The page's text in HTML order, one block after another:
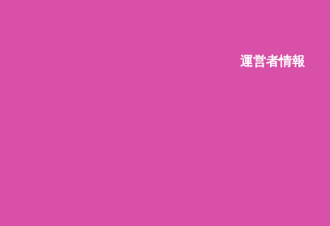
運営者情報